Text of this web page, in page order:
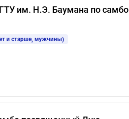
им. Н.Э. Баумана по самбо
и старше, мужчины)